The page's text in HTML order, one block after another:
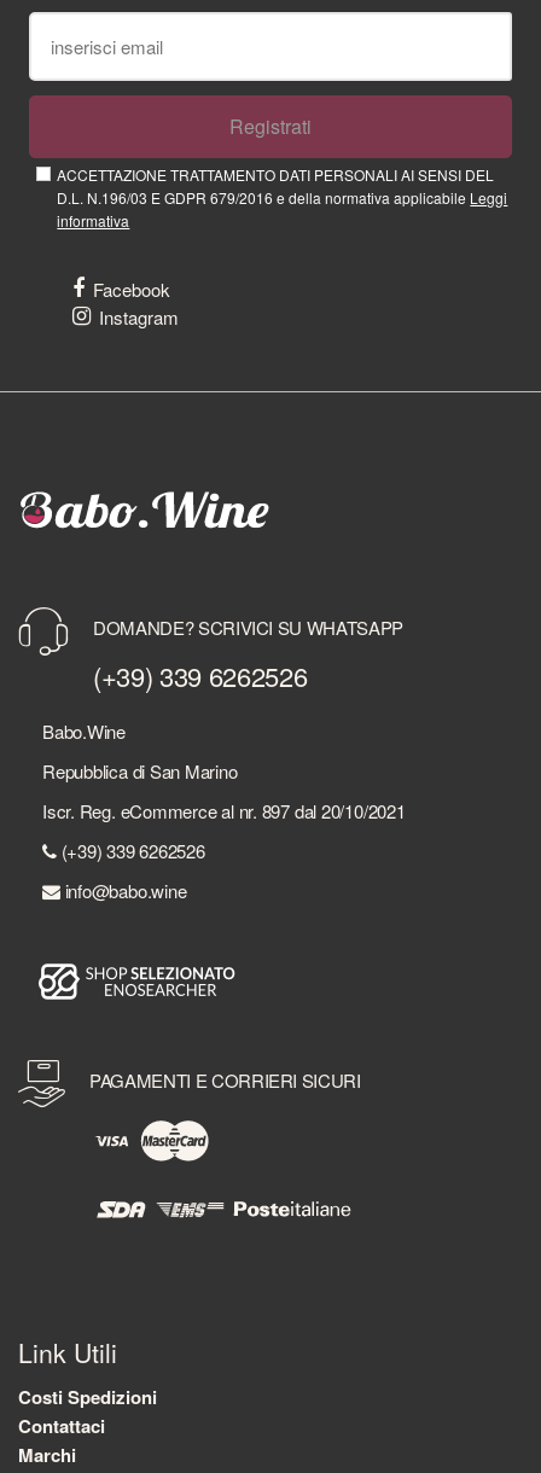
Registrati
ACCETTAZIONE TRATTAMENTO DATI PERSONALI AI SENSI DEL
D.L. N.196/03 E GDPR 679/2016 e della normativa applicabile Leggi
informativa
Facebook
Instagram
DOMANDE? SCRIVICI SU WHATSAPP
(+39) 339 6262526
Babo.Wine
Repubblica di San Marino
Iscr. Reg. eCommerce al nr. 897 dal 20/10/2021
(+39) 339 6262526
info@babo.wine
PAGAMENTI E CORRIERI SICURI
Link Utili
Costi Spedizioni
Contattaci
Marchi